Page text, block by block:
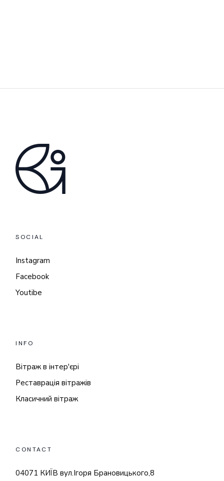
SOCIAL
Instagram
Facebook
Youtibe
INFO
Вітраж в інтер'єрі
Реставрація вітражів
Класичний вітраж
CONTACT
04071 КИЇВ вул.Ігоря Брановицького,8